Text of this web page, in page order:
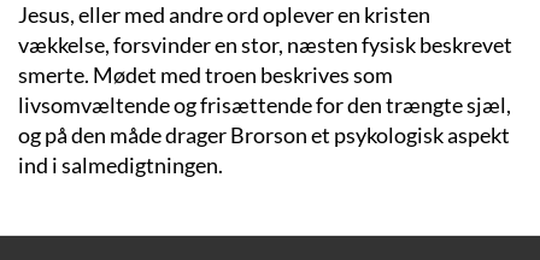
Jesus, eller med andre ord oplever en kristen
vækkelse, forsvinder en stor, næsten fysisk beskrevet
smerte. Mødet med troen beskrives som
livsomvæltende og frisættende for den trængte sjæl,
og på den måde drager Brorson et psykologisk aspekt
ind i salmedigtningen.